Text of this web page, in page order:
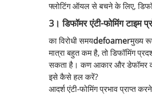
फ्लोटिंग ऑयल से बचने के लिए,
3। डिफॉमर एंटी-फोमिंग टाइम
का विरोधी समयdefoamerमुख्य
मात्रा बहुत कम है, तो डिफॉमिंग
सकता है। कण आकार और डेफॉमर का
इसे कैसे हल करें?
आदर्श एंटी-फोमिंग प्रभाव प्राप्त